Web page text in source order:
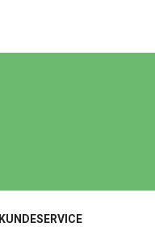
KUNDESERVICE